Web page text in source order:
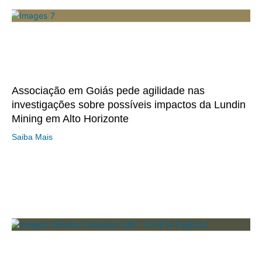
Associação em Goiás pede agilidade nas
investigações sobre possíveis impactos da Lundin
Mining em Alto Horizonte
Saiba Mais